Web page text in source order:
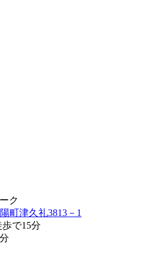
ク
町津久礼3813－1
で15分